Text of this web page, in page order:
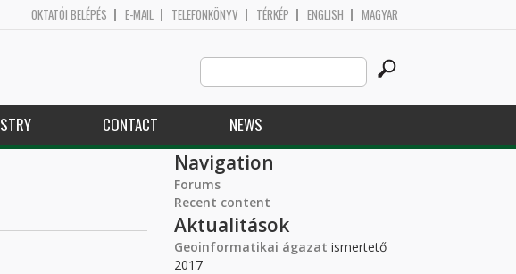
OKTATÓI BELÉPÉS E-MAIL TELEFONKÖNYV TÉRKÉP ENGLISH MAGYAR
Search
this
site
CONTACT NEWS
Navigation
Forums
Recent content
Aktualitások
Geoinformatikai ágazat ismertető
2017